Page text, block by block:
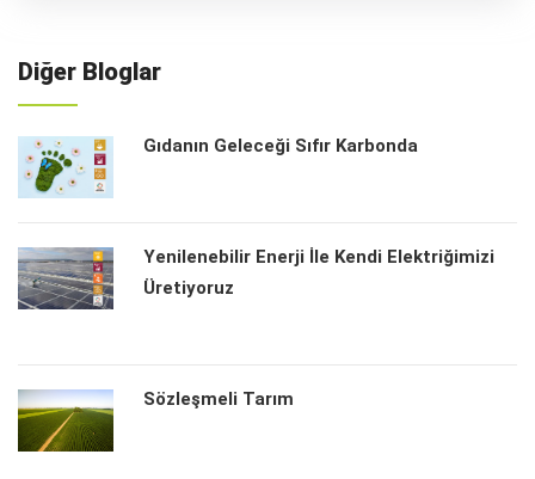
Diğer Bloglar
Gıdanın Geleceği Sıfır Karbonda
Yenilenebilir Enerji İle Kendi Elektriğimizi
Üretiyoruz
Sözleşmeli Tarım